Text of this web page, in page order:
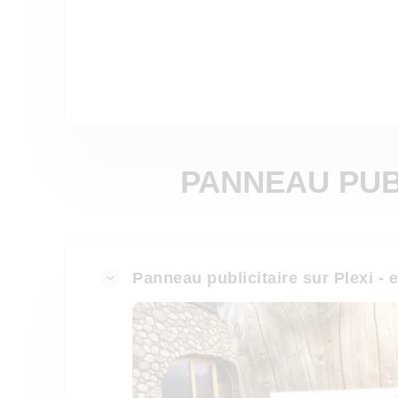
PANNEAU
Panneau publicitaire sur Plexi -